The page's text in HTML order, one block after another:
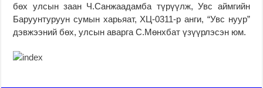
бөх улсын заан Ч.Санжаадамба түрүүлж, Увс аймгийн
Баруунтуруун сумын харьяат, ХЦ-0311-р анги, “Увс нуур”
дэвжээний бөх, улсын аварга С.Мөнхбат үзүүрлэсэн юм.